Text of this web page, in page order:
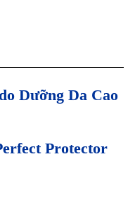
Dưỡng Da Cao
Protector